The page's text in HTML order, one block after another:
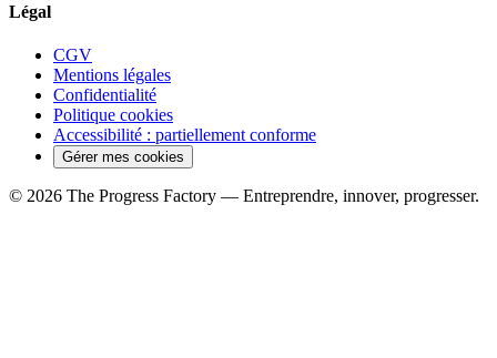
Légal
CGV
Mentions légales
Confidentialité
Politique cookies
Accessibilité : partiellement conforme
Gérer mes cookies
© 2026 The Progress Factory — Entreprendre, innover, progresser.